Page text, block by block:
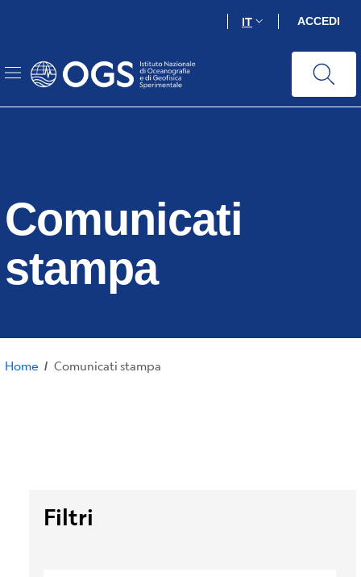
principale
IT ACCEDI
Comunicati
stampa
Home / Comunicati stampa
Filtri